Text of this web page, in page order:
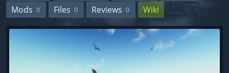
Mods 0 Files 0 Reviews 0 Wiki